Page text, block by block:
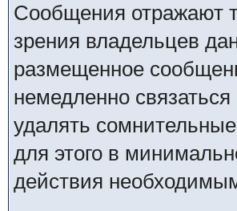
Сообщения отражают
зрения владельцев
размещенное
немедленно
удалять
для этого в
действия